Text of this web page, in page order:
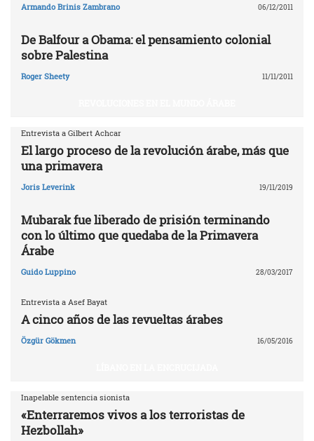
Armando Brinis Zambrano 06/12/2011
De Balfour a Obama: el pensamiento colonial
sobre Palestina
Roger Sheety 11/11/2011
Entrevista a Gilbert Achcar
El largo proceso de la revolución árabe, más que
una primavera
Joris Leverink 19/11/2019
Mubarak fue liberado de prisión terminando
con lo último que quedaba de la Primavera
Árabe
Guido Luppino 28/03/2017
Entrevista a Asef Bayat
A cinco años de las revueltas árabes
Özgür Gökmen 16/05/2016
Inapelable sentencia sionista
«Enterraremos vivos a los terroristas de
Hezbollah»